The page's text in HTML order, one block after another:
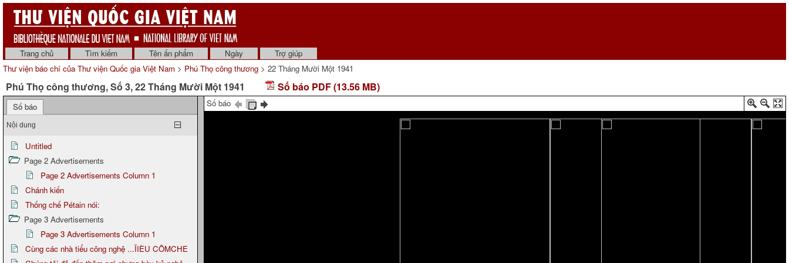
Trang chủ Tìm kiếm Tên ấn phẩm Ngày
Trợ giúp
Thư viện báo chí của Thư viện Quốc gia Việt Nam > Phú Thọ công thương > 22 Tháng Mười Một 1941
Phú Thọ công thương, Số 3, 22 Tháng Mười Một 1941 Số báo PDF (13.56 MB)
Số báo
Nội dung
Untitled
Page 2 Advertisements
Page 2 Advertisements Column 1
Chánh kiến
Thống chế Pétain nói:
Page 3 Advertisements
Page 3 Advertisements Column 1
Cùng các nhà tiểu công nghệ ...ĨIÈU CÔMCHE
Số báo